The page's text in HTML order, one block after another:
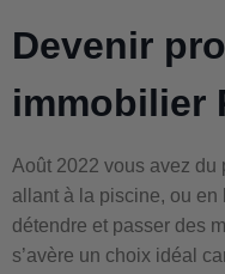
Devenir
immobilier
Août 2022 vous avez du
allant à la piscine, ou
détendre et passer des
s’avère un choix idéal